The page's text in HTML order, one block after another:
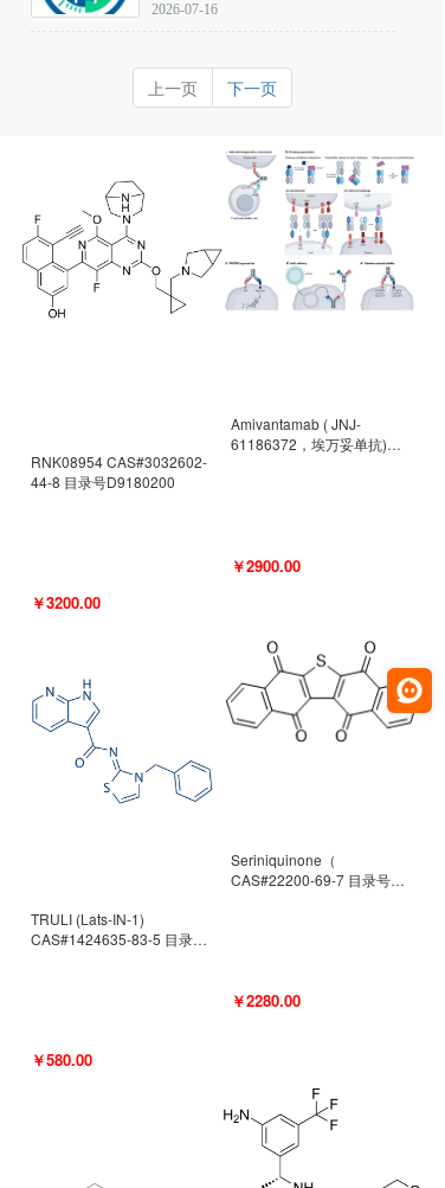
在血管内给药时与血浆等渗的临
号为92339-11-2
2026-07-16
上一页 下一页
RNK08954 CAS#3032602-
44-8 目录号D9180200
￥3200.00
TRULI (Lats-IN-1)
CAS#1424635-83-5 目录号
￥580.00
Amivantamab ( JNJ-
61186372，埃万妥单抗)
￥2900.00
Seriniquinone（
CAS#22200-69-7 目录号
￥2280.00